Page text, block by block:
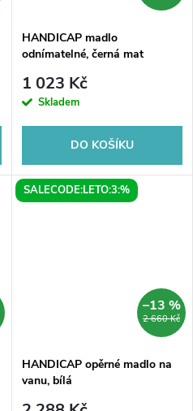
HANDICAP madlo
odnímatelné, černá mat
1 023 Kč
Skladem
DO KOŠÍKU
SALECODE:LETO:3:%
2 660 Kč
–13 %
HANDICAP opěrné madlo na
vanu, bílá